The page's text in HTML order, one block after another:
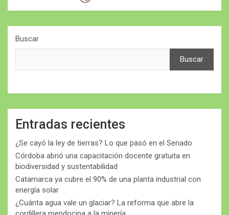
Buscar
Buscar
Entradas recientes
¿Se cayó la ley de tierras? Lo que pasó en el Senado
Córdoba abrió una capacitación docente gratuita en
biodiversidad y sustentabilidad
Catamarca ya cubre el 90% de una planta industrial con
energía solar
¿Cuánta agua vale un glaciar? La reforma que abre la